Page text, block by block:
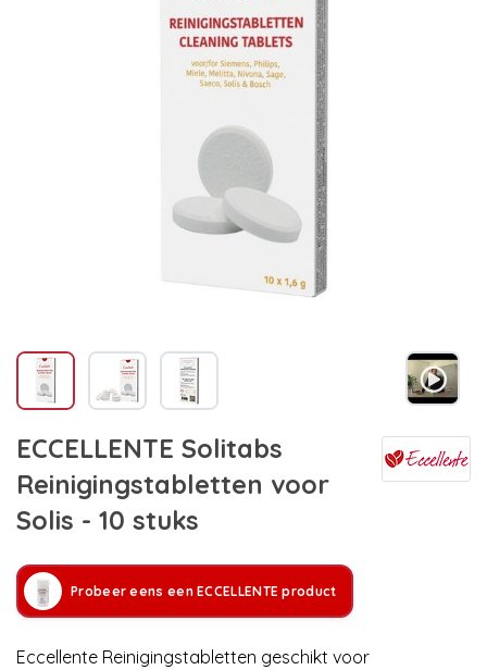
ECCELLENTE Solitabs
Reinigingstabletten voor
Solis - 10 stuks
Probeer eens een ECCELLENTE product
Eccellente Reinigingstabletten geschikt voor